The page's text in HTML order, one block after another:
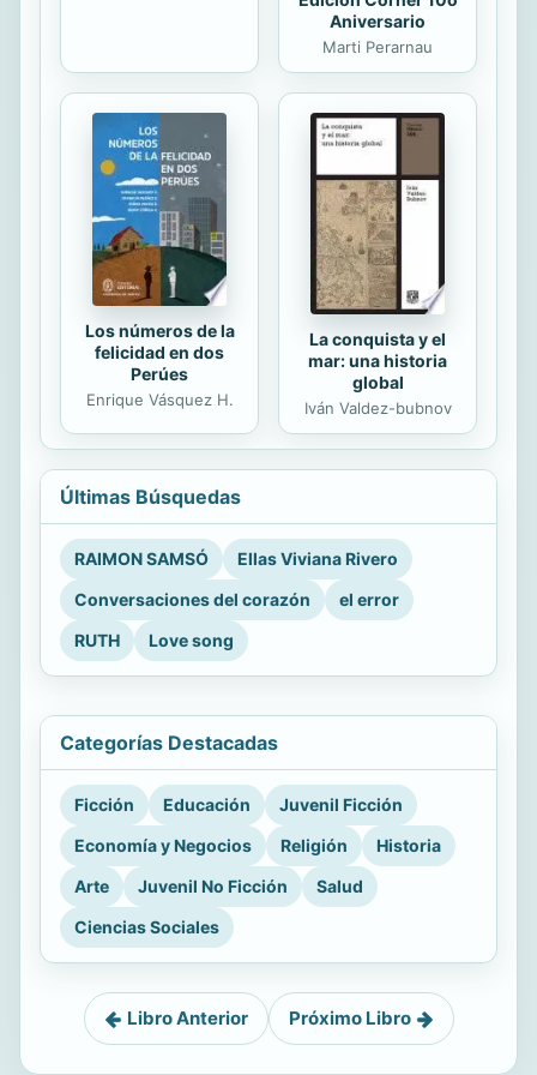
Aniversario
Marti Perarnau
Los números de la
felicidad en dos
Perúes
Enrique Vásquez H.
La conquista y el
mar: una historia
global
Iván Valdez-bubnov
Últimas Búsquedas
RAIMON SAMSÓ
Ellas Viviana Rivero
Conversaciones del corazón
el error
RUTH
Love song
Categorías Destacadas
Ficción Educación
Juvenil Ficción
Economía y Negocios
Religión
Historia
Arte
Juvenil No Ficción
Salud
Ciencias Sociales
Libro Anterior Próximo Libro